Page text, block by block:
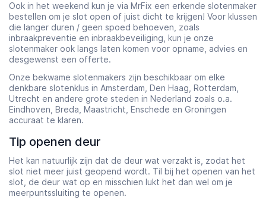
Ook in het weekend kun je via MrFix een erkende slotenmaker
bestellen om je slot open of juist dicht te krijgen! Voor klussen
die langer duren / geen spoed behoeven, zoals
inbraakpreventie en inbraakbeveiliging, kun je onze
slotenmaker ook langs laten komen voor opname, advies en
desgewenst een offerte.
Onze bekwame slotenmakers zijn beschikbaar om elke
denkbare slotenklus in Amsterdam, Den Haag, Rotterdam,
Utrecht en andere grote steden in Nederland zoals o.a.
Eindhoven, Breda, Maastricht, Enschede en Groningen
accuraat te klaren.
Tip openen deur
Het kan natuurlijk zijn dat de deur wat verzakt is, zodat het
slot niet meer juist geopend wordt. Til bij het openen van het
slot, de deur wat op en misschien lukt het dan wel om je
meerpuntssluiting te openen.